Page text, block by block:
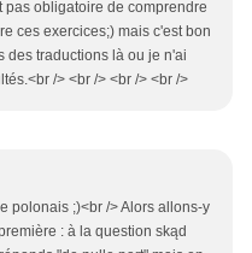
pas obligatoire de comprendre
ces exercices;) mais c'est bon
des traductions là ou je n'ai
/> <br /> <br /> <br />
polonais ;)<br /> Alors allons-y
: à la question skąd